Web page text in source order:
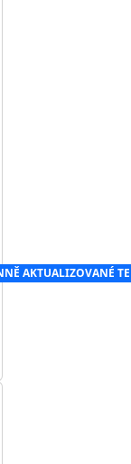
AKTUALIZOVANÉ